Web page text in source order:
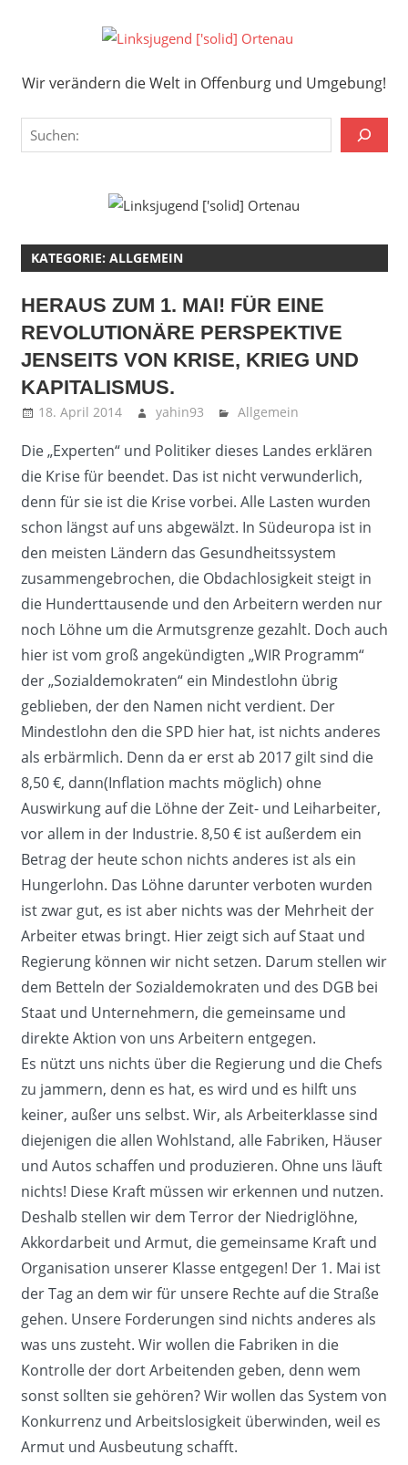
Wir verändern die Welt in Offenburg und Umgebung!
KATEGORIE: ALLGEMEIN
HERAUS ZUM 1. MAI! FÜR EINE
REVOLUTIONÄRE PERSPEKTIVE
JENSEITS VON KRISE, KRIEG UND
KAPITALISMUS.
18. April 2014 yahin93 Allgemein
Die „Experten“ und Politiker dieses Landes erklären
die Krise für beendet. Das ist nicht verwunderlich,
denn für sie ist die Krise vorbei. Alle Lasten wurden
schon längst auf uns abgewälzt. In Südeuropa ist in
den meisten Ländern das Gesundheitssystem
zusammengebrochen, die Obdachlosigkeit steigt in
die Hunderttausende und den Arbeitern werden nur
noch Löhne um die Armutsgrenze gezahlt. Doch auch
hier ist vom groß angekündigten „WIR Programm“
der „Sozialdemokraten“ ein Mindestlohn übrig
geblieben, der den Namen nicht verdient. Der
Mindestlohn den die SPD hier hat, ist nichts anderes
als erbärmlich. Denn da er erst ab 2017 gilt sind die
8,50 €, dann(Inflation machts möglich) ohne
Auswirkung auf die Löhne der Zeit- und Leiharbeiter,
vor allem in der Industrie. 8,50 € ist außerdem ein
Betrag der heute schon nichts anderes ist als ein
Hungerlohn. Das Löhne darunter verboten wurden
ist zwar gut, es ist aber nichts was der Mehrheit der
Arbeiter etwas bringt. Hier zeigt sich auf Staat und
Regierung können wir nicht setzen. Darum stellen wir
dem Betteln der Sozialdemokraten und des DGB bei
Staat und Unternehmern, die gemeinsame und
direkte Aktion von uns Arbeitern entgegen.
Es nützt uns nichts über die Regierung und die Chefs
zu jammern, denn es hat, es wird und es hilft uns
keiner, außer uns selbst. Wir, als Arbeiterklasse sind
diejenigen die allen Wohlstand, alle Fabriken, Häuser
und Autos schaffen und produzieren. Ohne uns läuft
nichts! Diese Kraft müssen wir erkennen und nutzen.
Deshalb stellen wir dem Terror der Niedriglöhne,
Akkordarbeit und Armut, die gemeinsame Kraft und
Organisation unserer Klasse entgegen! Der 1. Mai ist
der Tag an dem wir für unsere Rechte auf die Straße
gehen. Unsere Forderungen sind nichts anderes als
was uns zusteht. Wir wollen die Fabriken in die
Kontrolle der dort Arbeitenden geben, denn wem
sonst sollten sie gehören? Wir wollen das System von
Konkurrenz und Arbeitslosigkeit überwinden, weil es
Armut und Ausbeutung schafft.